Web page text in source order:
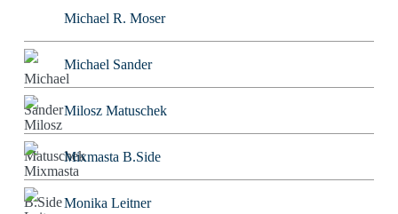
Michael R. Moser
Michael Sander
Milosz Matuschek
Mixmasta B.Side
Monika Leitner